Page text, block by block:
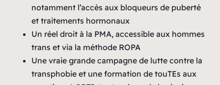
notamment l’accès aux bloqueurs de puberté
et traitements hormonaux
Un réel droit à la PMA, accessible aux hommes
trans et via la méthode ROPA
Une vraie grande campagne de lutte contre la
transphobie et une formation de touTEs aux